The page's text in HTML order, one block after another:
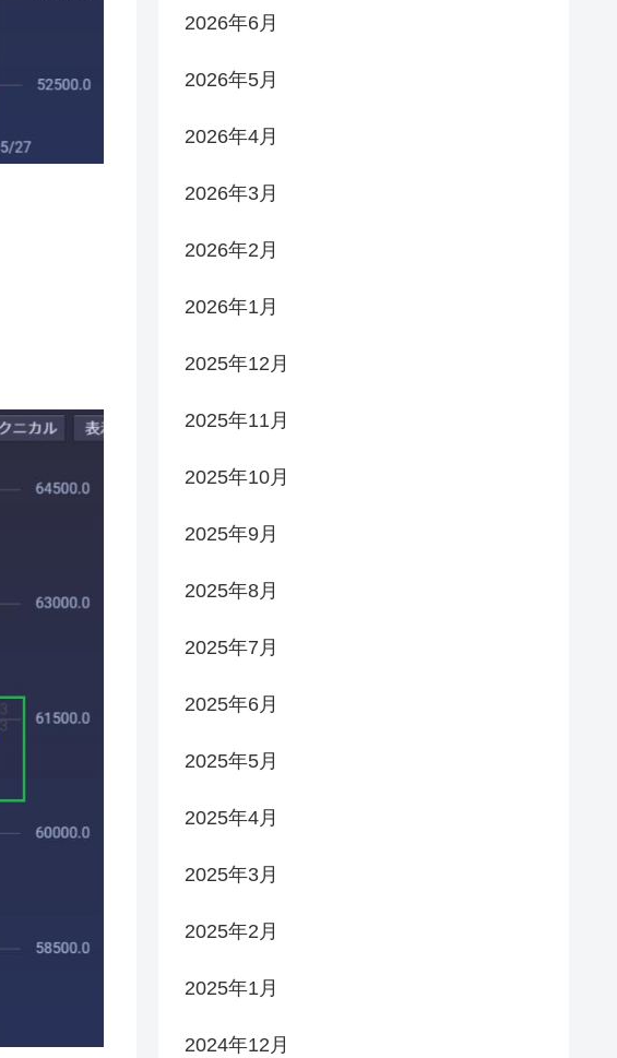
2026年6月
2026年5月
2026年4月
2026年3月
2026年2月
2026年1月
2025年12月
2025年11月
2025年10月
2025年9月
2025年8月
2025年7月
2025年6月
2025年5月
2025年4月
2025年3月
2025年2月
2025年1月
2024年12月